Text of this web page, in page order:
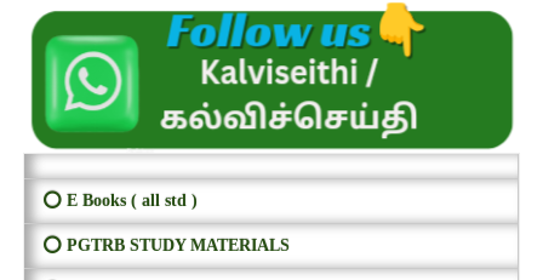
⭕ E Books ( all std )
⭕ PGTRB STUDY MATERIALS